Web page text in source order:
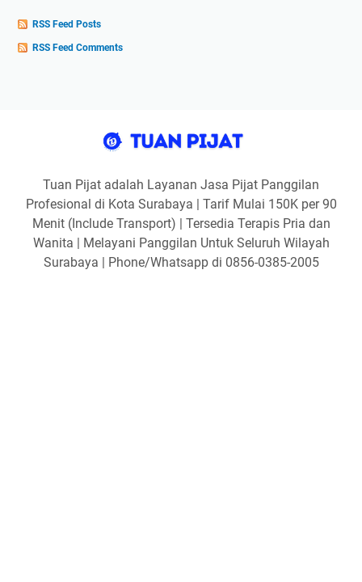
RSS Feed Posts
RSS Feed Comments
Tuan Pijat adalah Layanan Jasa Pijat Panggilan
Profesional di Kota Surabaya | Tarif Mulai 150K per 90
Menit (Include Transport) | Tersedia Terapis Pria dan
Wanita | Melayani Panggilan Untuk Seluruh Wilayah
Surabaya | Phone/Whatsapp di 0856-0385-2005